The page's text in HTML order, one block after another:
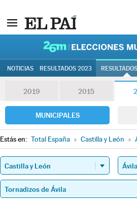
NOTICIAS RESULTADOS 2023
2019 2015
MUNICIPALES
Estás en: Total España » Castilla y León »